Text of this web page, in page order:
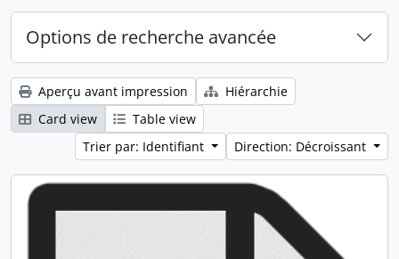
Options de recherche avancée
Aperçu avant impression
Hiérarchie
Card view
Table view
Trier par: Identifiant
Direction: Décroissant